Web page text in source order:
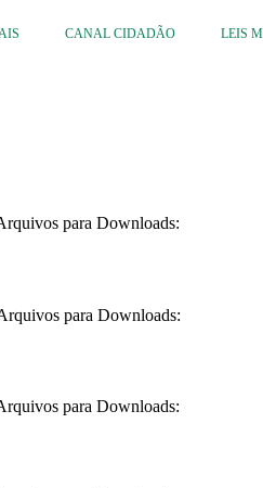
CANAL CIDADÃO LEIS
para Downloads:
para Downloads:
para Downloads: